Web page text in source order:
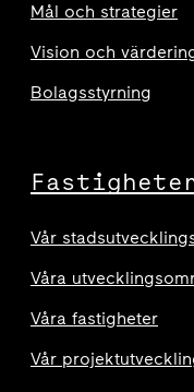
Mål och strategier
Vision och
Bolagsstyrning
Vår
Våra
Våra fastigheter
Vår